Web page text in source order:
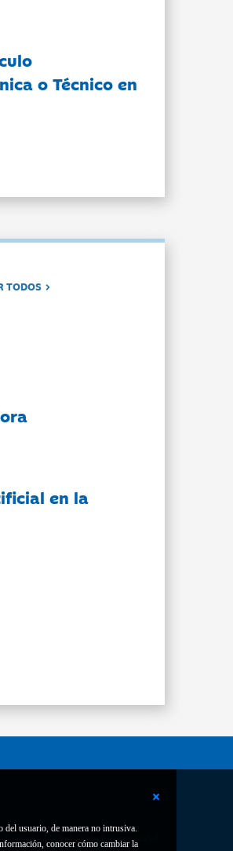
del usuario, de manera no intrusiva.
conocer cómo cambiar la
o Técnico en
TODOS
en la
Contacto Declaración de accesibilidad